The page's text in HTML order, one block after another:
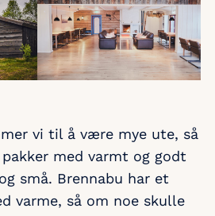
vi til å være mye ute, så
med varmt og godt
små. Brennabu har et
varme, så om noe skulle